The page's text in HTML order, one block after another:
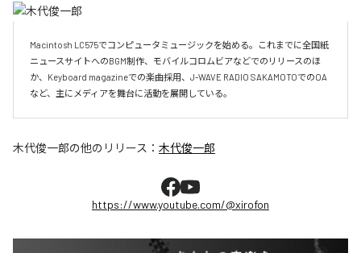
Macintosh LC575でコンピュータミュージックを始める。これまでに全国紙
ニュースサイトへのBGM制作、モバイルコロムビアなどでのリリースのほ
か、Keyboard magazineでの楽曲採用、J-WAVE RADIO SAKAMOTOでのOA
など、主にメディアを舞台に活動を展開している。
木代俊一郎の他のリリース： 木代俊一郎
https://www.youtube.com/@xirofon